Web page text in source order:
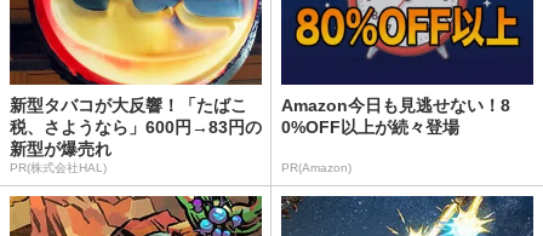
新型タバコが大反響！「たばこ
税、さようなら」600円→83円の
新型が爆売れ
PR(株式会社HAL)
Amazon今日も見逃せない！8
0%OFF以上が続々登場
PR(Amazon)